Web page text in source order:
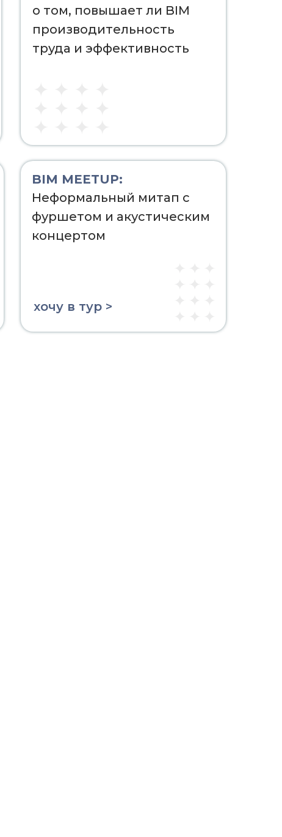
о том, повышает ли BIM
производительность
труда и эффективность
BIM MEETUP:
Неформальный митап с
фуршетом и акустическим
концертом
хочу в тур >